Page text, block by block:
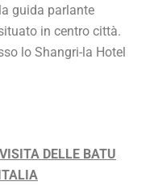
guida parlante
in centro città.
lo Shangri-la Hotel
DELLE BATU